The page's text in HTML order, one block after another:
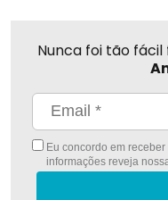
Nunca foi tão
Eu concordo em
informações reveja